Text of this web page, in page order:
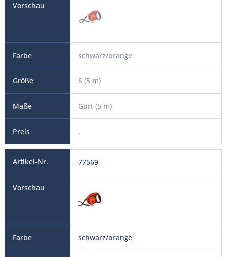
schwarz/orange
S (5 m)
Gurt (5 m)
.
77569
schwarz/orange